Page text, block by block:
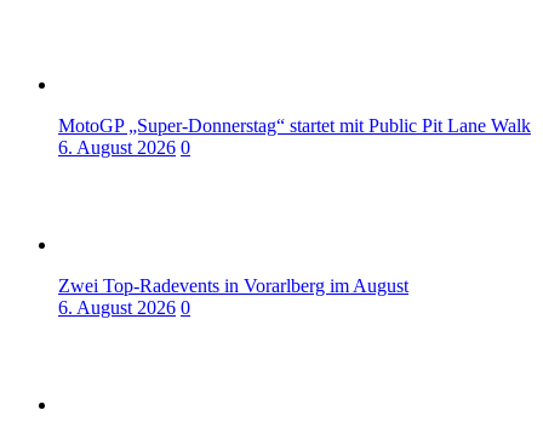
MotoGP „Super-Donnerstag“ startet mit Public Pit Lane Walk
6. August 2026 0
Zwei Top-Radevents in Vorarlberg im August
6. August 2026 0